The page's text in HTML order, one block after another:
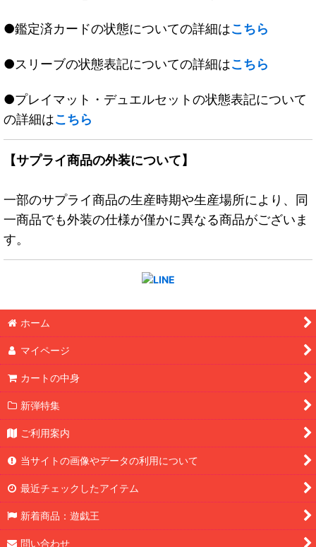
●鑑定済カードの状態についての詳細はこちら
●スリーブの状態表記についての詳細はこちら
●プレイマット・デュエルセットの状態表記について
の詳細はこちら
【サプライ商品の外装について】
一部のサプライ商品の生産時期や生産場所により、同
一商品でも外装の仕様が僅かに異なる商品がございま
す。
ホーム
マイページ
カートの中身
新弾特集
ご利用案内
当サイトの画像やデータの利用について
最近チェックしたアイテム
新着商品：遊戯王
問い合わせ